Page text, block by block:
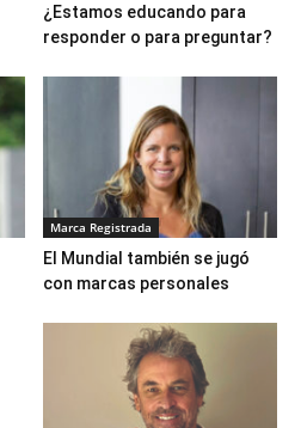
¿Estamos educando para
responder o para preguntar?
Marca Registrada
El Mundial también se jugó
con marcas personales